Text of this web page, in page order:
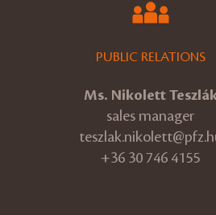
PUBLIC RELATIONS
Ms. Nikolett
sales manager
+36 30 746 4155